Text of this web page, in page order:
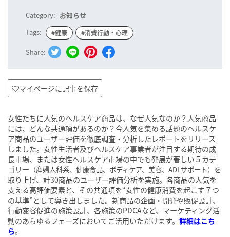
Category: お知らせ
Tags:
#健康 #消費行動・心理
Share:
マイページに記事を保存
女性たちに人気のヘルスケア商品は、なぜ人気なのか？人気商品
には、どんな共通項があるのか？今人気を集める話題のヘルスケ
ア商品のユーザー評価を徹底調査・分析したレポートをリリース
しました。女性生活者及びヘルスケア事業者が注目する期待の成
長市場、または女性ヘルスケア市場の中でも発展が著しい５カテ
ゴリー （産婦人科系、健康食品、ボディケア、美容、ADLサポート） を
取り上げ、計30商品のユーザー評価分析を実施。各商品の人気を
支える高評価要素と、その共通項を“女性の健康消費を起こす７つ
の基準”として導き出しました。新商品の企画・開発や販促設計、
行動変容促進の施策設計、各施策のPDCAなど、マーケティング活
動のあらゆるフェーズにおいてご活用いただけます。 詳細はこち
ら。